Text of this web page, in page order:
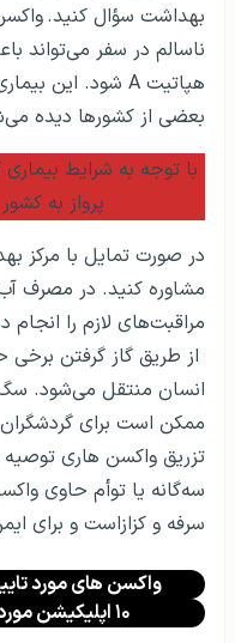
بهداشت سؤال کنید.
ناسالم در سفر می‌تواند
هپاتیت A شود. این
بعضی از کشورها دیده
با توجه به شرایط بیماری
پرواز به
در صورت تمایل با مرکز
مشاوره کنید. در مصرف
مراقبت‌های لازم را انجام
از طریق گاز گرفتن
انسان منتقل می‌شود.
ممکن است برای
تزریق واکسن هاری
سه‌گانه یا توأم حاوی
سرفه و کزازاست و برای
واکسن های مورد
۱۰ اپلیکیشن مورد نیاز برای سفرهای خارجی!